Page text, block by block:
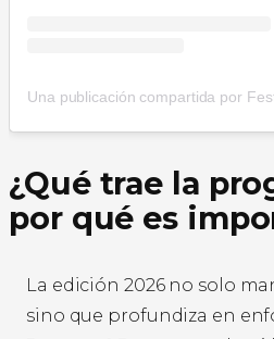
¿Qué trae la
por qué es
La edición 2026 no solo
sino que profundiza en